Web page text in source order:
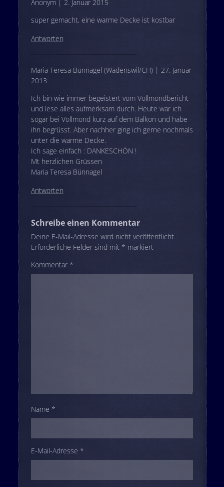
Anonym | 2. Januar 2015
super gemacht, eine warme Decke ist kostbar
Antworten
Maria Teresa Bünnagel (Wädenswil/CH) | 27. Januar
2013
Ich bin wie immer begeistert vom Vollmondbericht
und lese alles aufmerksam durch. Heute war ich
sogar bei Vollmond kurz auf dem Balkon und habe
ihn begrüsst. Aber nachher ging ich gerne nochmals
unter die warme Decke.
Ich sage einfach : DANKESCHÖN !
Mt herzlichen Grüssen
Maria Teresa Bünnagel
Antworten
Schreibe einen Kommentar
Deine E-Mail-Adresse wird nicht veröffentlicht.
Erforderliche Felder sind mit * markiert
Kommentar *
Name *
E-Mail-Adresse *